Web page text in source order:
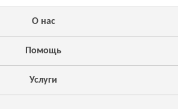
О нас
Помощь
Услуги